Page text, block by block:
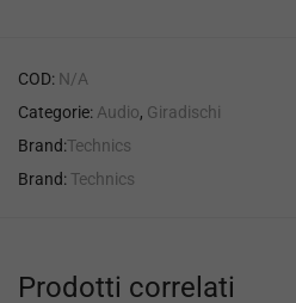
COD: N/A
Categorie: Audio, Giradischi
Brand:Technics
Brand: Technics
Prodotti correlati